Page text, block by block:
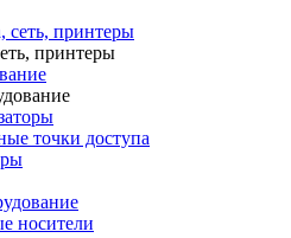
cеть, принтеры
принтеры
точки доступа
носители